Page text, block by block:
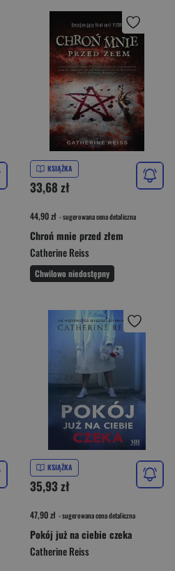
KSIĄŻKA
33,68 zł
44,90 zł - sugerowana cena detaliczna
Chroń mnie przed złem
Catherine Reiss
Chwilowo niedostępny
KSIĄŻKA
35,93 zł
47,90 zł - sugerowana cena detaliczna
Pokój już na ciebie czeka
Catherine Reiss